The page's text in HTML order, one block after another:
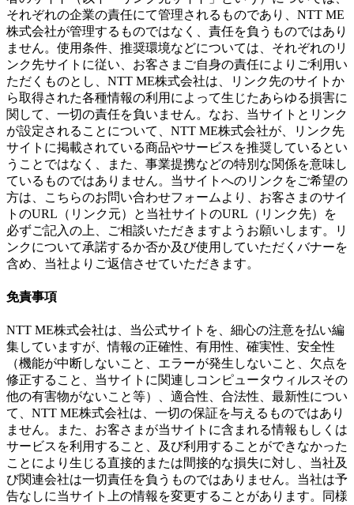
それぞれの企業の責任にて管理されるものであり、NTT ME
株式会社が管理するものではなく、責任を負うものではあり
ません。使用条件、推奨環境などについては、それぞれのリ
ンク先サイトに従い、お客さまご自身の責任によりご利用い
ただくものとし、NTT ME株式会社は、リンク先のサイトか
ら取得された各種情報の利用によって生じたあらゆる損害に
関して、一切の責任を負いません。なお、当サイトとリンク
が設定されることについて、NTT ME株式会社が、リンク先
サイトに掲載されている商品やサービスを推奨しているとい
うことではなく、また、事業提携などの特別な関係を意味し
ているものではありません。当サイトへのリンクをご希望の
方は、こちらのお問い合わせフォームより、お客さまのサイ
トのURL（リンク元）と当社サイトのURL（リンク先）を
必ずご記入の上、ご相談いただきますようお願いします。リ
ンクについて承諾するか否か及び使用していただくバナーを
含め、当社よりご返信させていただきます。
免責事項
NTT ME株式会社は、当公式サイトを、細心の注意を払い編
集していますが、情報の正確性、有用性、確実性、安全性
（機能が中断しないこと、エラーが発生しないこと、欠点を
修正すること、当サイトに関連しコンピュータウィルスその
他の有害物がないこと等）、適合性、合法性、最新性につい
て、NTT ME株式会社は、一切の保証を与えるものではあり
ません。また、お客さまが当サイトに含まれる情報もしくは
サービスを利用すること、及び利用することができなかった
ことにより生じる直接的または間接的な損失に対し、当社及
び関連会社は一切責任を負うものではありません。当社は予
告なしに当サイト上の情報を変更することがあります。同様